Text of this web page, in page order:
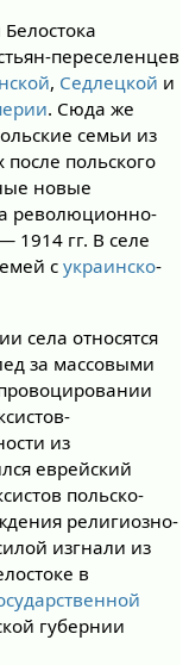
переселенцев
, Седлецкой и
. Сюда же
семьи из
польского
новые
революционно-
1914 гг. В селе
с украинско-
села относятся
за массовыми
из
еврейский
польско-
религиозно-
изгнали из
в
губернии